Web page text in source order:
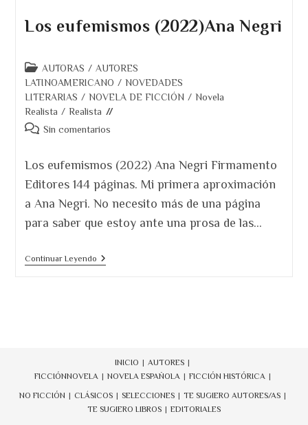
Los eufemismos (2022)Ana Negri
Categoría
de
la
entrada:
AUTORAS / AUTORES
LATINOAMERICANO / NOVEDADES
LITERARIAS / NOVELA DE FICCIÓN / Novela
Realista / Realista
Comentarios
entrada:
Sin comentarios
Los eufemismos (2022) Ana Negri Firmamento
Editores 144 páginas. Mi primera aproximación
a Ana Negri. No necesito más de una página
para saber que estoy ante una prosa de las…
Continuar LeyendoLos
INICIO
AUTORES
FICCIÓNNOVELA NOVELA ESPAÑOLA
FICCIÓN HISTÓRICA
NO FICCIÓN
CLÁSICOS SELECCIONES
TE SUGIERO AUTORES/AS
TE SUGIERO LIBROS
EDITORIALES